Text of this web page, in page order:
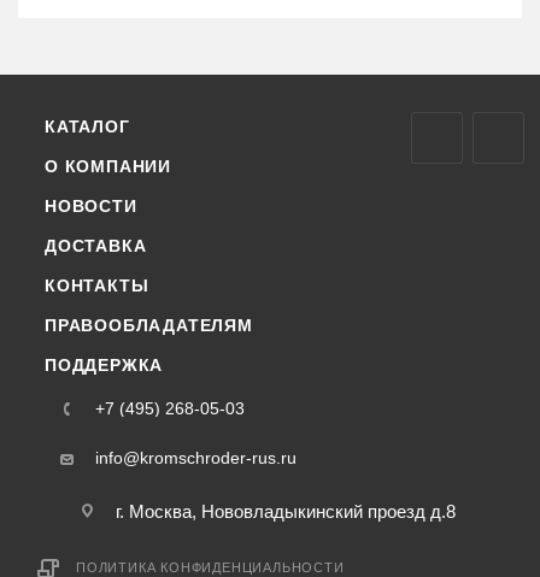
КАТАЛОГ
О КОМПАНИИ
НОВОСТИ
ДОСТАВКА
КОНТАКТЫ
ПРАВООБЛАДАТЕЛЯМ
ПОДДЕРЖКА
+7 (495) 268-05-03
info@kromschroder-rus.ru
г. Москва, Нововладыкинский проезд д.8
ПОЛИТИКА КОНФИДЕНЦИАЛЬНОСТИ